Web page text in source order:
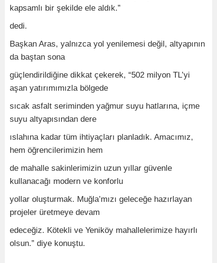
kapsamlı bir şekilde ele aldık.”
dedi.
Başkan Aras, yalnızca yol yenilemesi değil, altyapının
da baştan sona
güçlendirildiğine dikkat çekerek, “502 milyon TL’yi
aşan yatırımımızla bölgede
sıcak asfalt seriminden yağmur suyu hatlarına, içme
suyu altyapısından dere
ıslahına kadar tüm ihtiyaçları planladık. Amacımız,
hem öğrencilerimizin hem
de mahalle sakinlerimizin uzun yıllar güvenle
kullanacağı modern ve konforlu
yollar oluşturmak. Muğla’mızı geleceğe hazırlayan
projeler üretmeye devam
edeceğiz. Kötekli ve Yeniköy mahallelerimize hayırlı
olsun.” diye konuştu.